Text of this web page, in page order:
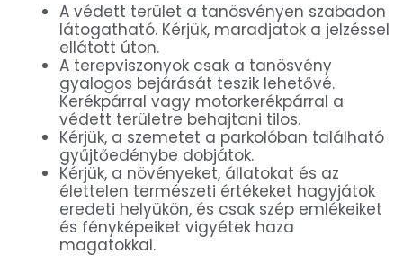
A védett terület a tanösvényen szabadon
látogatható. Kérjük, maradjatok a jelzéssel
ellátott úton.
A terepviszonyok csak a tanösvény
gyalogos bejárását teszik lehetővé.
Kerékpárral vagy motorkerékpárral a
védett területre behajtani tilos.
Kérjük, a szemetet a parkolóban található
gyűjtőedénybe dobjátok.
Kérjük, a növényeket, állatokat és az
élettelen természeti értékeket hagyjátok
eredeti helyükön, és csak szép emlékeiket
és fényképeiket vigyétek haza
magatokkal.